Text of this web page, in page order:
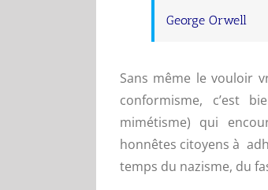
George Orwell
Sans même le vouloir
conformisme, c’est
mimétisme) qui
honnêtes citoyens à
temps du nazisme, du